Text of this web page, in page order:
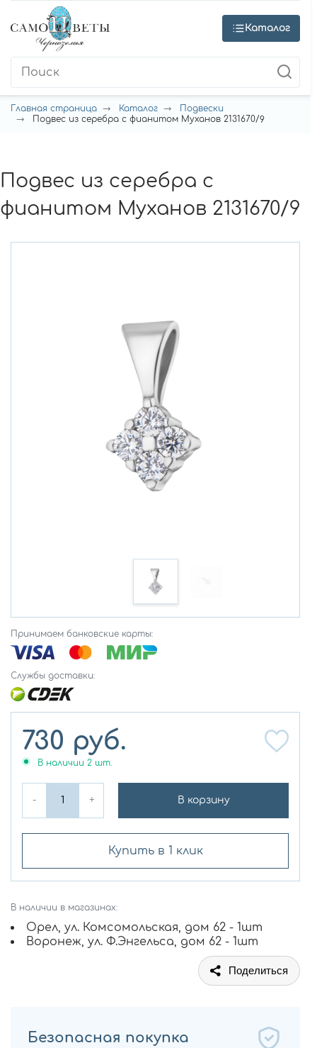
Каталог
Главная страница Каталог
Подвески
Подвес из серебра с фианитом Муханов 2131670/9
Подвес из серебра с
фианитом Муханов 2131670/9
Принимаем банковские карты:
Службы доставки:
730 руб.
В наличии 2 шт.
- + В корзину
Купить в 1 клик
В наличии в магазинах:
Орел, ул. Комсомольская, дом 62 - 1шт
Воронеж, ул. Ф.Энгельса, дом 62 - 1шт
Поделиться
Безопасная покупка